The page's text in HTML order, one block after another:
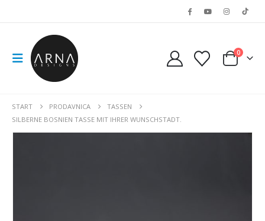
0
START PRODAVNICA
TASSEN
SILBERNE BOSNIEN TASSE MIT IHRER WUNSCHSTADT.